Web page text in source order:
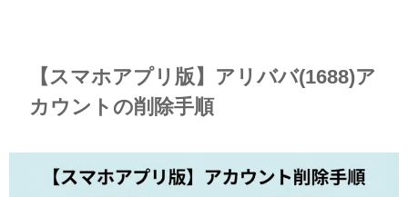
【スマホアプリ版】アリババ(1688)ア
カウントの削除手順